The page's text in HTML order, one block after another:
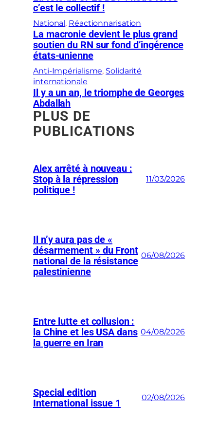
c’est le collectif !
National , Réactionnarisation
La macronie devient le plus grand
soutien du RN sur fond d’ingérence
états-unienne
Anti-Impérialisme, Solidarité
internationale
Il y a un an, le triomphe de Georges
Abdallah
PLUS DE
PUBLICATIONS
Alex arrêté à nouveau :
Stop à la répression
politique !
11/03/2026
Il n’y aura pas de «
désarmement » du Front
national de la résistance
palestinienne
06/08/2026
Entre lutte et collusion :
la Chine et les USA dans
la guerre en Iran
04/08/2026
Special edition
International issue 1
02/08/2026